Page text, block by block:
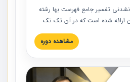
نشدنی تفسیر جامع فهرست بها رشته
آن ارائه شده است که در آن تک تک
بها تفسیر و ارائه شده است. این
بوده و به همراه تصاویر عملیات
مدیر پروژه مهندسی
بها رشته ابنیه ارائه شده و به تمام
مشاهده دوره